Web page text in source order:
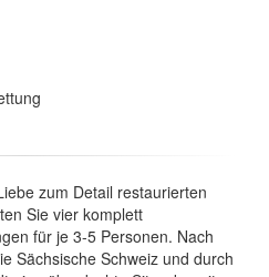
zum Detail restaurierten
Sie vier komplett
für je 3-5 Personen. Nach
Sächsische Schweiz und durch